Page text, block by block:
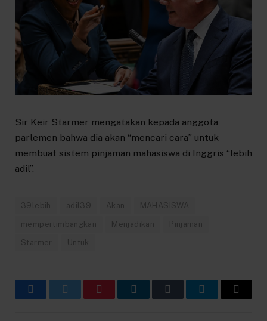
Sir Keir Starmer mengatakan kepada anggota
parlemen bahwa dia akan “mencari cara” untuk
membuat sistem pinjaman mahasiswa di Inggris “lebih
adil”.
39lebih adil39 Akan MAHASISWA
mempertimbangkan Menjadikan Pinjaman
Starmer Untuk
FacebookTwitter PinterestLinkedInTumblr TelegramEmail